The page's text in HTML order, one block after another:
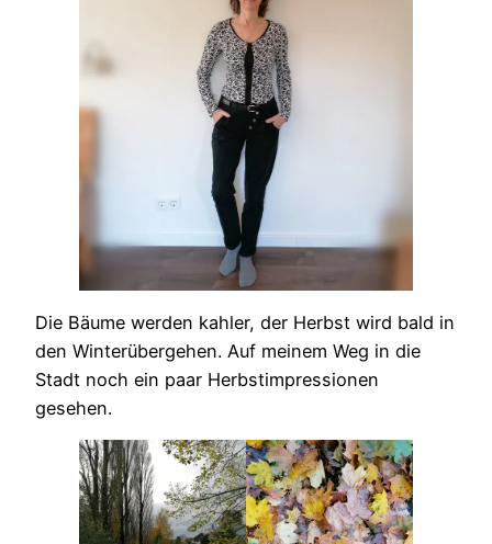
Die Bäume werden kahler, der Herbst wird bald in
den Winterübergehen. Auf meinem Weg in die
Stadt noch ein paar Herbstimpressionen
gesehen.